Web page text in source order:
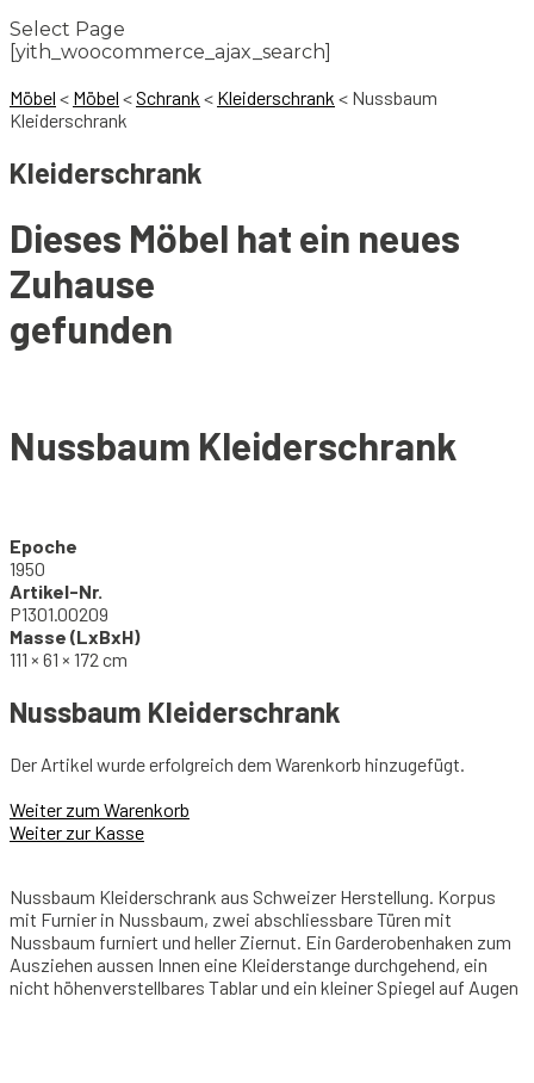
Select Page
[yith_woocommerce_ajax_search]
Möbel < Möbel <Schrank < Kleiderschrank < Nussbaum
Kleiderschrank
Kleiderschrank
Dieses Möbel hat ein neues
Zuhause
gefunden
Nussbaum Kleiderschrank
Epoche
1950
Artikel-Nr.
P1301.00209
Masse (LxBxH)
111 × 61 × 172 cm
Nussbaum Kleiderschrank
Der Artikel wurde erfolgreich dem Warenkorb hinzugefügt.
Weiter zum Warenkorb
Weiter zur Kasse
Nussbaum Kleiderschrank aus Schweizer Herstellung. Korpus
mit Furnier in Nussbaum, zwei abschliessbare Türen mit
Nussbaum furniert und heller Ziernut. Ein Garderobenhaken zum
Ausziehen aussen Innen eine Kleiderstange durchgehend, ein
nicht höhenverstellbares Tablar und ein kleiner Spiegel auf Augen